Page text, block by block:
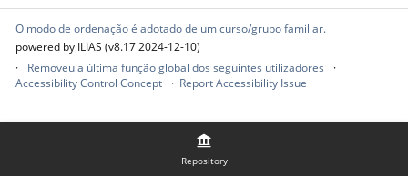
Repository
O modo de ordenação é adotado de um curso/grupo familiar.
powered by ILIAS (v8.17 2024-12-10)
Removeu a última função global dos seguintes utilizadores
Accessibility Control Concept
Report Accessibility Issue